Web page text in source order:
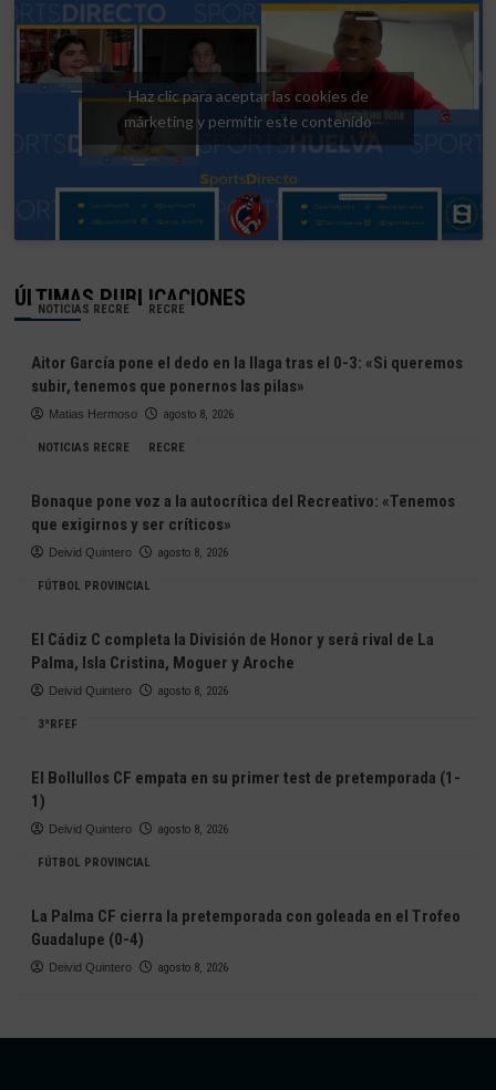
Haz clic para aceptar las cookies de
márketing y permitir este contenido
ÚLTIMAS PUBLICACIONES
NOTICIAS RECRE RECRE
Aitor García pone el dedo en la llaga tras el 0-3: «Si queremos
subir, tenemos que ponernos las pilas»
Matias Hermoso agosto 8, 2026
NOTICIAS RECRE RECRE
Bonaque pone voz a la autocrítica del Recreativo: «Tenemos
que exigirnos y ser críticos»
Deivid Quintero agosto 8, 2026
FÚTBOL PROVINCIAL
El Cádiz C completa la División de Honor y será rival de La
Palma, Isla Cristina, Moguer y Aroche
Deivid Quintero agosto 8, 2026
3ªRFEF
El Bollullos CF empata en su primer test de pretemporada (1-
1)
Deivid Quintero agosto 8, 2026
FÚTBOL PROVINCIAL
La Palma CF cierra la pretemporada con goleada en el Trofeo
Guadalupe (0-4)
Deivid Quintero agosto 8, 2026